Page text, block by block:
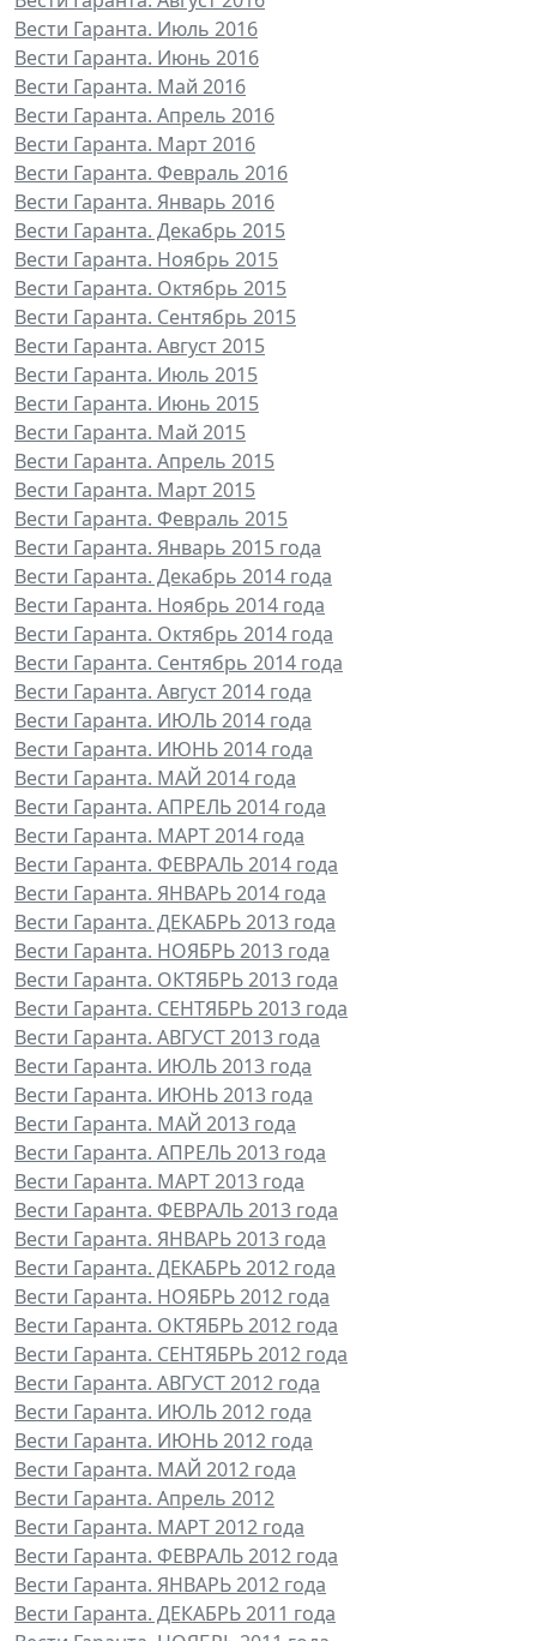
Вести Гаранта. Июль 2016
Вести Гаранта. Июнь 2016
Вести Гаранта. Май 2016
Вести Гаранта. Апрель 2016
Вести Гаранта. Март 2016
Вести Гаранта. Февраль 2016
Вести Гаранта. Январь 2016
Вести Гаранта. Декабрь 2015
Вести Гаранта. Ноябрь 2015
Вести Гаранта. Октябрь 2015
Вести Гаранта. Сентябрь 2015
Вести Гаранта. Август 2015
Вести Гаранта. Июль 2015
Вести Гаранта. Июнь 2015
Вести Гаранта. Май 2015
Вести Гаранта. Апрель 2015
Вести Гаранта. Март 2015
Вести Гаранта. Февраль 2015
Вести Гаранта. Январь 2015 года
Вести Гаранта. Декабрь 2014 года
Вести Гаранта. Ноябрь 2014 года
Вести Гаранта. Октябрь 2014 года
Вести Гаранта. Сентябрь 2014 года
Вести Гаранта. Август 2014 года
Вести Гаранта. ИЮЛЬ 2014 года
Вести Гаранта. ИЮНЬ 2014 года
Вести Гаранта. МАЙ 2014 года
Вести Гаранта. АПРЕЛЬ 2014 года
Вести Гаранта. МАРТ 2014 года
Вести Гаранта. ФЕВРАЛЬ 2014 года
Вести Гаранта. ЯНВАРЬ 2014 года
Вести Гаранта. ДЕКАБРЬ 2013 года
Вести Гаранта. НОЯБРЬ 2013 года
Вести Гаранта. ОКТЯБРЬ 2013 года
Вести Гаранта. СЕНТЯБРЬ 2013 года
Вести Гаранта. АВГУСТ 2013 года
Вести Гаранта. ИЮЛЬ 2013 года
Вести Гаранта. ИЮНЬ 2013 года
Вести Гаранта. МАЙ 2013 года
Вести Гаранта. АПРЕЛЬ 2013 года
Вести Гаранта. МАРТ 2013 года
Вести Гаранта. ФЕВРАЛЬ 2013 года
Вести Гаранта. ЯНВАРЬ 2013 года
Вести Гаранта. ДЕКАБРЬ 2012 года
Вести Гаранта. НОЯБРЬ 2012 года
Вести Гаранта. ОКТЯБРЬ 2012 года
Вести Гаранта. СЕНТЯБРЬ 2012 года
Вести Гаранта. АВГУСТ 2012 года
Вести Гаранта. ИЮЛЬ 2012 года
Вести Гаранта. ИЮНЬ 2012 года
Вести Гаранта. МАЙ 2012 года
Вести Гаранта. Апрель 2012
Вести Гаранта. МАРТ 2012 года
Вести Гаранта. ФЕВРАЛЬ 2012 года
Вести Гаранта. ЯНВАРЬ 2012 года
Вести Гаранта. ДЕКАБРЬ 2011 года